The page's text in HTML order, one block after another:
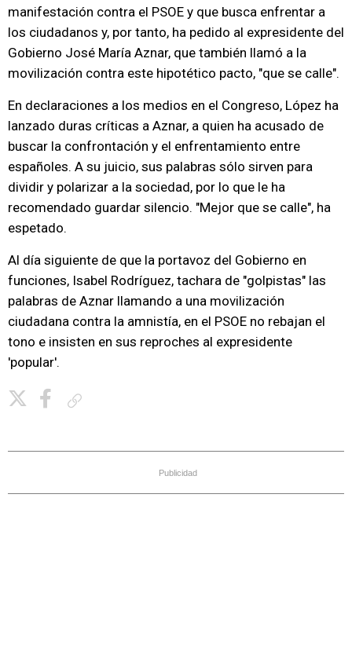
manifestación contra el PSOE y que busca enfrentar a
los ciudadanos y, por tanto, ha pedido al expresidente del
Gobierno José María Aznar, que también llamó a la
movilización contra este hipotético pacto, "que se calle".
En declaraciones a los medios en el Congreso, López ha
lanzado duras críticas a Aznar, a quien ha acusado de
buscar la confrontación y el enfrentamiento entre
españoles. A su juicio, sus palabras sólo sirven para
dividir y polarizar a la sociedad, por lo que le ha
recomendado guardar silencio. "Mejor que se calle", ha
espetado.
Al día siguiente de que la portavoz del Gobierno en
funciones, Isabel Rodríguez, tachara de "golpistas" las
palabras de Aznar llamando a una movilización
ciudadana contra la amnistía, en el PSOE no rebajan el
tono e insisten en sus reproches al expresidente
'popular'.
Publicidad